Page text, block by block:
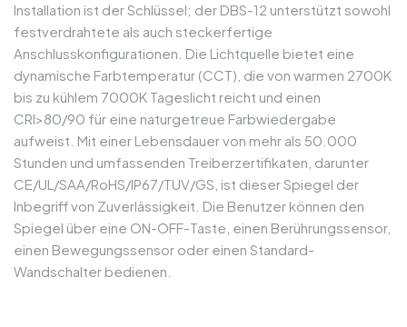
Installation ist der Schlüssel; der DBS-12 unterstützt sowohl
festverdrahtete als auch steckerfertige
Anschlusskonfigurationen. Die Lichtquelle bietet eine
dynamische Farbtemperatur (CCT), die von warmen 2700K
bis zu kühlem 7000K Tageslicht reicht und einen
CRI>80/90 für eine naturgetreue Farbwiedergabe
aufweist. Mit einer Lebensdauer von mehr als 50.000
Stunden und umfassenden Treiberzertifikaten, darunter
CE/UL/SAA/RoHS/IP67/TUV/GS, ist dieser Spiegel der
Inbegriff von Zuverlässigkeit. Die Benutzer können den
Spiegel über eine ON-OFF-Taste, einen Berührungssensor,
einen Bewegungssensor oder einen Standard-
Wandschalter bedienen.